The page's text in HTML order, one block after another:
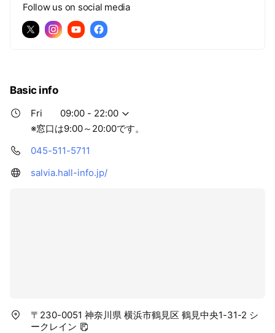
Follow us on social media
Basic info
Fri
09:00 - 22:00
※窓口は9:00～20:00です。
045-511-5711
salvia.hall-info.jp/
〒230-0051 神奈川県 横浜市鶴見区 鶴見中央1-31-2 シ
ークレイン